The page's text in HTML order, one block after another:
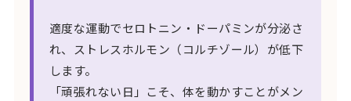
適度な運動でセロトニン・ドーパミンが分泌さ
れ、ストレスホルモン（コルチゾール）が低下
します。
「頑張れない日」こそ、体を動かすことがメン